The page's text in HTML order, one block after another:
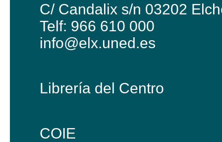
C/ Candalix s/n 03202
Telf: 966 610 000
info@elx.uned.es
Librería del Centro
COIE